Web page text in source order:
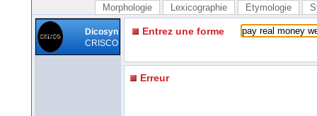
Morphologie Lexicographie Etymologie
Dicosyn
CRISCO
Entrez une forme
Erreur